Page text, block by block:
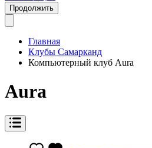
Продолжить
Главная
Клубы Самарканд
Компьютерный клуб Aura
Aura